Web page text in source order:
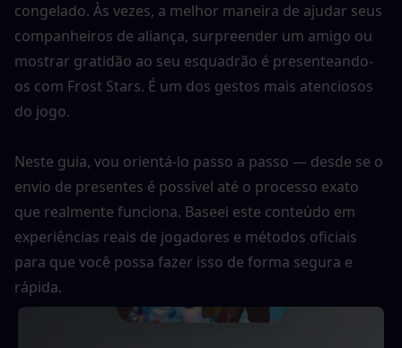
congelado. Às vezes, a melhor maneira de ajudar seus
companheiros de aliança, surpreender um amigo ou
mostrar gratidão ao seu esquadrão é presenteando-
os com Frost Stars. É um dos gestos mais atenciosos
do jogo.
Neste guia, vou orientá-lo passo a passo — desde se o
envio de presentes é possível até o processo exato
que realmente funciona. Baseei este conteúdo em
experiências reais de jogadores e métodos oficiais
para que você possa fazer isso de forma segura e
rápida.